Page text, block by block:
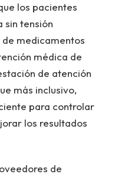
los pacientes
sin tensión
medicamentos
médica de
de atención
más inclusivo,
para controlar
los resultados
de